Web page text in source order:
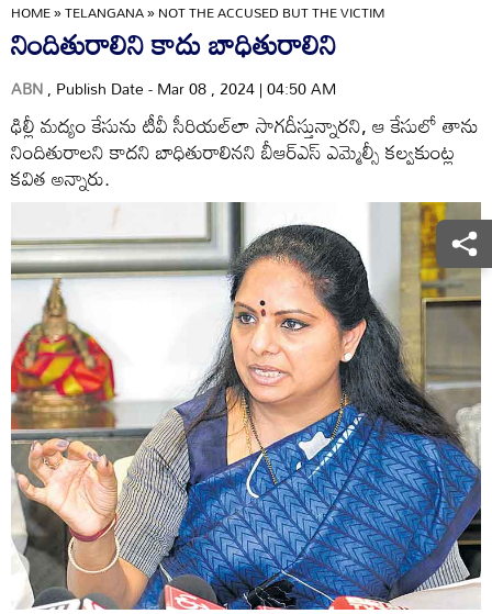
HOME»TELANGANA»NOT THE ACCUSED BUT THE VICTIM
నిందితురాలిని కాదు బాధితురాలిని
ABN, Publish Date - Mar 08 , 2024 | 04:50 AM
ఢిల్లీ మద్యం కేసును టీవీ సీరియల్‌లా సాగదీస్తున్నారని, ఆ కేసులో తాను
నిందితురాలని కాదని బాధితురాలినని బీఆర్‌ఎస్‌ ఎమ్మెల్సీ కల్వకుంట్ల
కవిత అన్నారు.